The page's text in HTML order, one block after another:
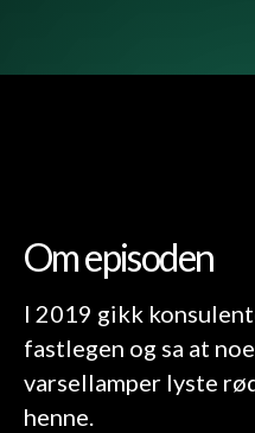
Om episoden
I 2019 gikk
fastlegen og sa at
varsellamper lyste
henne.